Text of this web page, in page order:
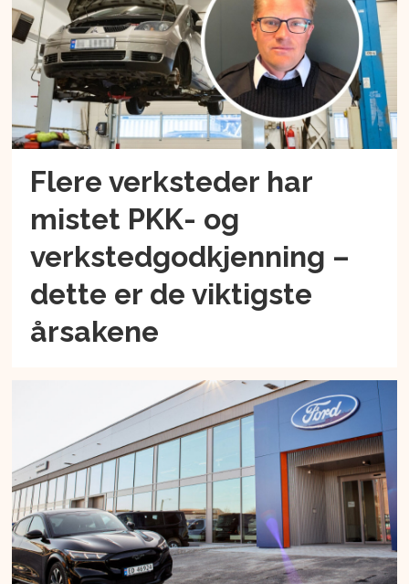
Flere verksteder har
mistet PKK- og
verkstedgodkjenning –
dette er de viktigste
årsakene